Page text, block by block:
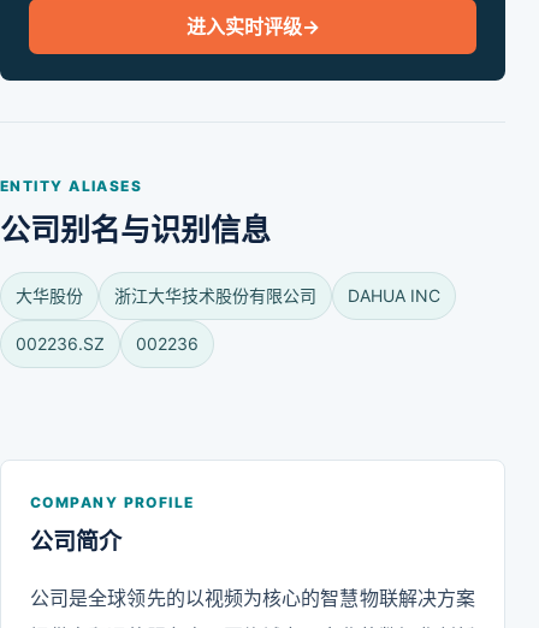
进入实时评级→
ENTITY ALIASES
公司别名与识别信息
大华股份 浙江大华技术股份有限公司 DAHUA INC
002236.SZ 002236
COMPANY PROFILE
公司简介
公司是全球领先的以视频为核心的智慧物联解决方案